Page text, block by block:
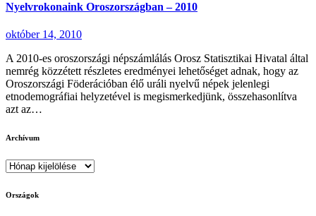
Nyelvrokonaink Oroszországban – 2010
október 14, 2010
A 2010-es oroszországi népszámlálás Orosz Statisztikai Hivatal által
nemrég közzétett részletes eredményei lehetőséget adnak, hogy az
Oroszországi Föderációban élő uráli nyelvű népek jelenlegi
etnodemográfiai helyzetével is megismerkedjünk, összehasonlítva
azt az…
Archívum
Archívum
Országok